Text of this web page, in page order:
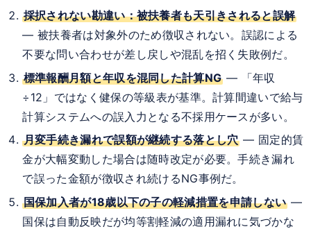
採択されない勘違い：被扶養者も天引きされると誤解
— 被扶養者は対象外のため徴収されない。誤認による
不要な問い合わせが差し戻しや混乱を招く失敗例だ。
標準報酬月額と年収を混同した計算NG— 「年収
÷12」ではなく健保の等級表が基準。計算間違いで給与
計算システムへの誤入力となる不採用ケースが多い。
月変手続き漏れで誤額が継続する落とし穴 — 固定的賃
金が大幅変動した場合は随時改定が必要。手続き漏れ
で誤った金額が徴収され続けるNG事例だ。
国保加入者が18歳以下の子の軽減措置を申請しない—
国保は自動反映だが均等割軽減の適用漏れに気づかな